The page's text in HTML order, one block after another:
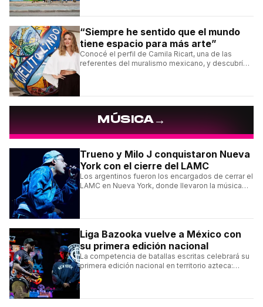
“Siempre he sentido que el mundo
tiene espacio para más arte”
Conocé el perfil de Camila Ricart, una de las
referentes del muralismo mexicano, y descubrí
MÚSICA→
Trueno y Milo J conquistaron Nueva
York con el cierre del LAMC
Los argentinos fueron los encargados de cerrar el
LAMC en Nueva York, donde llevaron la música
Liga Bazooka vuelve a México con
su primera edición nacional
La competencia de batallas escritas celebrará su
primera edición nacional en territorio azteca: